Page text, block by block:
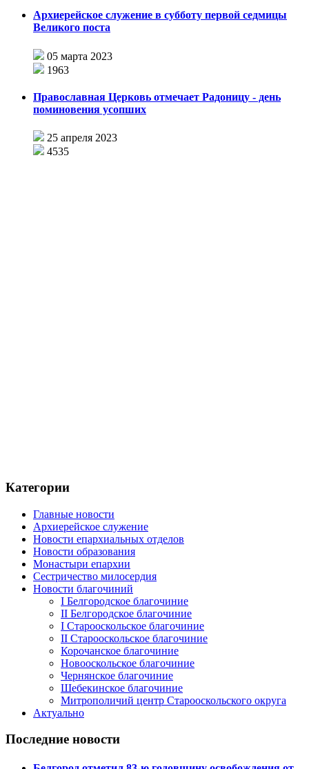
Архиерейское служение в субботу первой седмицы
Великого поста
05 марта 2023
1963
Православная Церковь отмечает Радоницу - день
поминовения усопших
25 апреля 2023
4535
Категории
Главные новости
Архиерейское служение
Новости епархиальных отделов
Новости образования
Монастыри епархии
Сестричество милосердия
Новости благочиний
I Белгородское благочиние
II Белгородское благочиние
I Старооскольское благочиние
II Старооскольское благочиние
Корочанское благочиние
Новооскольское благочиние
Чернянское благочиние
Шебекинское благочиние
Митрополичий центр Старооскольского округа
Актуально
Последние новости